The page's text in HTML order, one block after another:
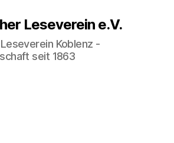
Leseverein e.V.
Koblenz -
seit 1863